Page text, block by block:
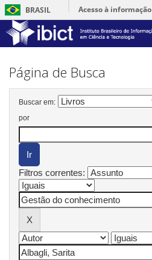
BRASIL
Acesso à informação
Skip
Página de Busca
Buscar em:
por
Filtros correntes: